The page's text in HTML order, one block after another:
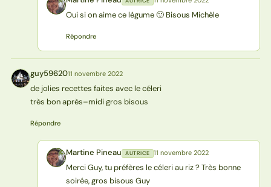
MP
Oui si on aime ce légume 🙂 Bisous Michèle
Répondre
G guy5962011 novembre 2022
de jolies recettes faites avec le céleri
très bon après–midi gros bisous
Répondre
MP Martine Pineau AUTRICE 11 novembre 2022
Merci Guy, tu préfères le céleri au riz ? Très bonne
soirée, gros bisous Guy